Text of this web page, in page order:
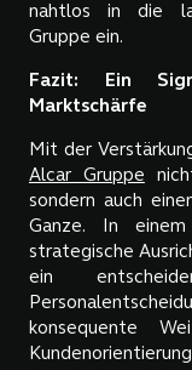
nahtlos in die
Gruppe ein.
Fazit: Ein
Marktschärfe
Mit der
Alcar Gruppe
sondern auch
Ganze. In
strategische
ein
konsequente